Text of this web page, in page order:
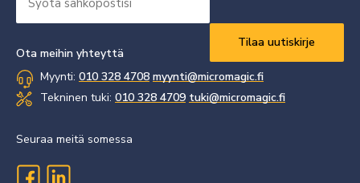
sähköpostisi
Ota meihin yhteyttä
Myynti: 010 328 4708 myynti@micromagic.fi
Tekninen tuki: 010 328 4709 tuki@micromagic.fi
Seuraa meitä somessa